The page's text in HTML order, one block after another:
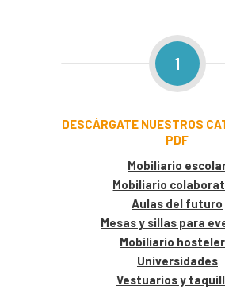
1
DESCÁRGATE NUESTROS
PDF
Mobiliario
Mobiliario
Aulas del futuro
Mesas y sillas para
Mobiliario
Universidades
Vestuarios y